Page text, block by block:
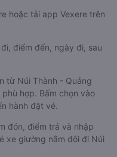
hoặc tải app Vexere trên
điểm đến, ngày đi, sau
từ Núi Thành - Quảng
hợp. Bấm chọn vào
hành đặt vé.
đón, điểm trả và nhập
xe giường nằm đôi đi Núi